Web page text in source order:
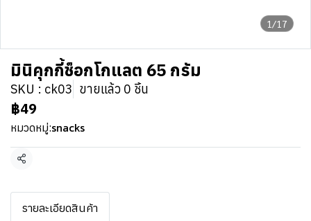
1/17
มินิคุกกี้ช็อกโกแลต 65 กรัม
SKU : ck03 ขายแล้ว 0 ชิ้น
฿49
หมวดหมู่:snacks
แชร์
รายละเอียดสินค้า